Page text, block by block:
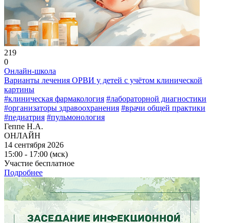
219
0
Онлайн-школа
Варианты лечения ОРВИ у детей с учётом клинической
картины
#клиническая фармакология #лабораторной диагностики
#организаторы здравоохранения #врачи общей практики
#педиатрия #пульмонология
Геппе Н.А.
ОНЛАЙН
14 сентября 2026
15:00 - 17:00 (мск)
Участие бесплатное
Подробнее